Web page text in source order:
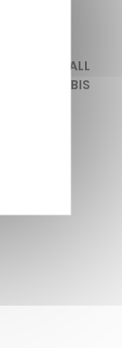
WALL
LETTER M BIS